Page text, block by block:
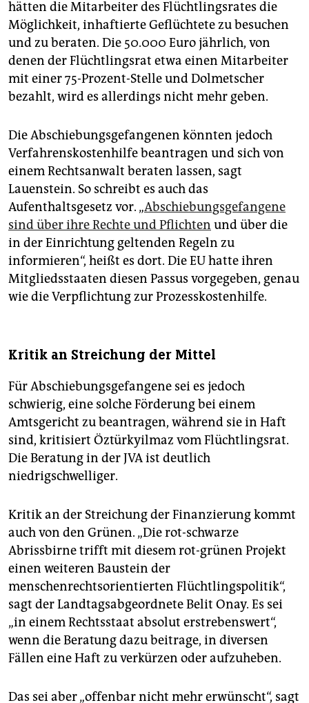
hätten die Mitarbeiter des Flüchtlingsrates die
Möglichkeit, inhaftierte Geflüchtete zu besuchen
und zu beraten. Die 50.000 Euro jährlich, von
denen der Flüchtlingsrat etwa einen Mitarbeiter
mit einer 75-Prozent-Stelle und Dolmetscher
bezahlt, wird es allerdings nicht mehr geben.
Die Abschiebungsgefangenen könnten jedoch
Verfahrenskostenhilfe beantragen und sich von
einem Rechtsanwalt beraten lassen, sagt
Lauenstein. So schreibt es auch das
Aufenthaltsgesetz vor. „Abschiebungsgefangene
sind über ihre Rechte und Pflichten und über die
in der Einrichtung geltenden Regeln zu
informieren“, heißt es dort. Die EU hatte ihren
Mitgliedsstaaten diesen Passus vorgegeben, genau
wie die Verpflichtung zur Prozesskostenhilfe.
Kritik an Streichung der Mittel
Für Abschiebungsgefangene sei es jedoch
schwierig, eine solche Förderung bei einem
Amtsgericht zu beantragen, während sie in Haft
sind, kritisiert Öztürk­yilmaz vom Flüchtlingsrat.
Die Beratung in der JVA ist deutlich
niedrigschwelliger.
Kritik an der Streichung der Finanzierung kommt
auch von den Grünen. „Die rot-schwarze
Abrissbirne trifft mit diesem rot-grünen Projekt
einen weiteren Baustein der
menschenrechtsorientierten Flüchtlingspolitik“,
sagt der Landtagsabgeordnete Belit Onay. Es sei
„in einem Rechtsstaat absolut erstrebenswert“,
wenn die Beratung dazu beitrage, in diversen
Fällen eine Haft zu verkürzen oder aufzuheben.
Das sei aber „offenbar nicht mehr erwünscht“, sagt